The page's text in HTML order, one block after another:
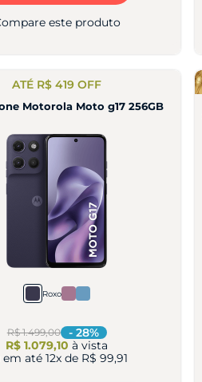
este produto
ATÉ R$ 419 OFF
Motorola Moto g17 256GB
Roxo
R$ 1.499,00 - 28%
R$ 1.079,10 à vista
em até12x de R$ 99,91